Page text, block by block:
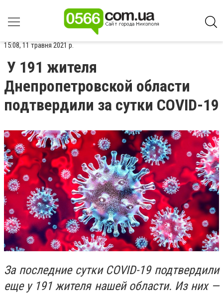
15:08, 11 травня 2021 р.
У 191 жителя
Днепропетровской области
подтвердили за сутки COVID-19
За последние сутки COVID-19 подтвердили
еще у 191 жителя нашей области. Из них —